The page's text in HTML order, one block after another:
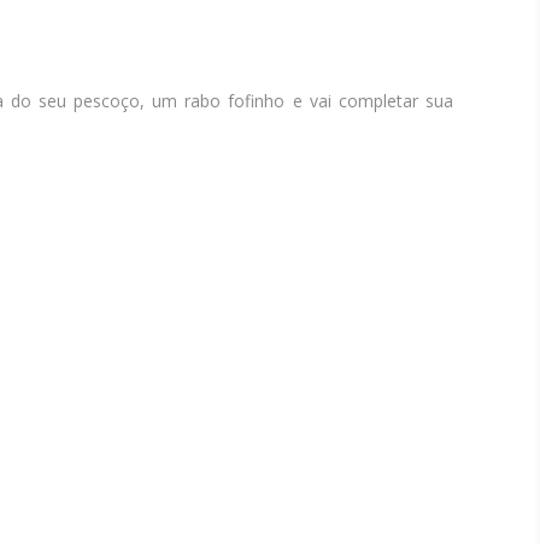
seu pescoço, um rabo fofinho e vai completar sua